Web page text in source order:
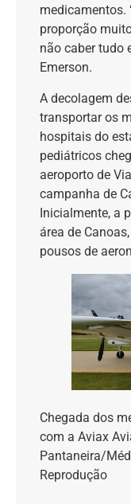
medicamentos.
proporção
não caber tudo
Emerson.
A decolagem
transportar os
hospitais do
pediátricos
aeroporto de
campanha de
Inicialmente, a
área de
pousos de
Chegada dos
com a Aviax
Pantaneira/
Reprodução